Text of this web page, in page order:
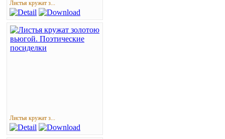
Листья кружат з...
Листья кружат з...